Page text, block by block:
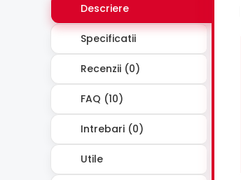
Descriere
Specificatii
Recenzii (0)
FAQ (10)
Intrebari (0)
Utile